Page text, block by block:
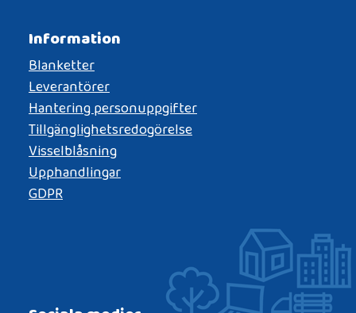
Information
Blanketter
Leverantörer
Hantering personuppgifter
Tillgänglighetsredogörelse
Visselblåsning
Upphandlingar
GDPR